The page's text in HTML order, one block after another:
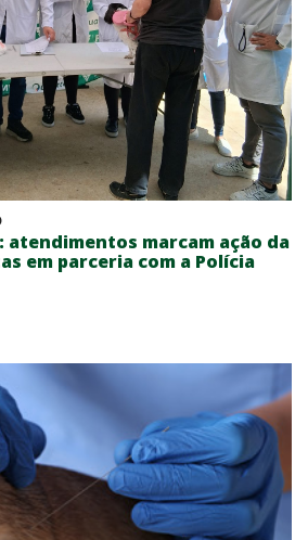
atendimentos marcam ação da
em parceria com a Polícia